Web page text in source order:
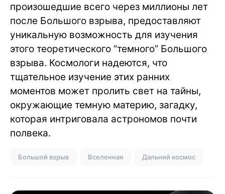
произошедшие всего через миллионы лет
после Большого взрыва, предоставляют
уникальную возможность для изучения
этого теоретического “темного” Большого
взрыва. Космологи надеются, что
тщательное изучение этих ранних
моментов может пролить свет на тайны,
окружающие темную материю, загадку,
которая интриговала астрономов почти
полвека.
Большой взрыв Вселенная Дальний космос